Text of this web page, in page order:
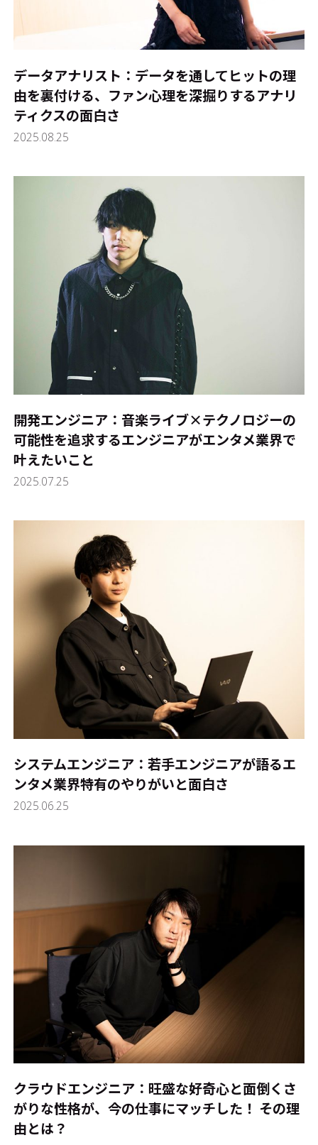
データアナリスト：データを通してヒットの理
由を裏付ける、ファン心理を深掘りするアナリ
ティクスの面白さ
2025.08.25
開発エンジニア：音楽ライブ×テクノロジーの
可能性を追求するエンジニアがエンタメ業界で
叶えたいこと
2025.07.25
システムエンジニア：若手エンジニアが語るエ
ンタメ業界特有のやりがいと面白さ
2025.06.25
クラウドエンジニア：旺盛な好奇心と面倒くさ
がりな性格が、今の仕事にマッチした！ その理
由とは？